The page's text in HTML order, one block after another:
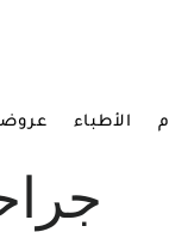
الأطباء